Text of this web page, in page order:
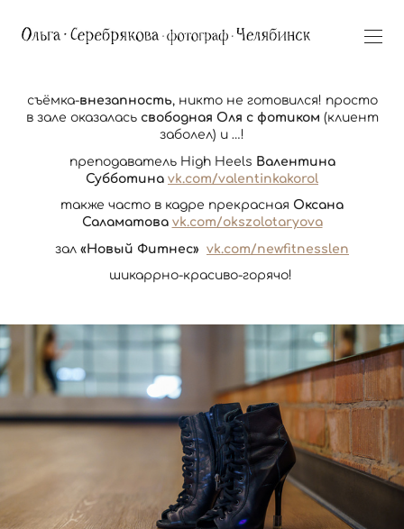
съёмка-внезапность, никто не готовился! просто
в зале оказалась свободная Оля с фотиком (клиент
заболел) и …!
преподаватель High Heels Валентина
Субботина vk.com/valentinkakorol
также часто в кадре прекрасная Оксана
Саламатова vk.com/okszolotaryova
зал «Новый Фитнес» vk.com/newfitnesslen
шикаррно-красиво-горячо!